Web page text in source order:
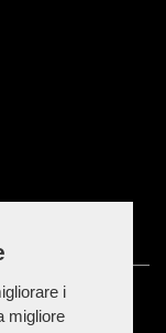
i
migliore